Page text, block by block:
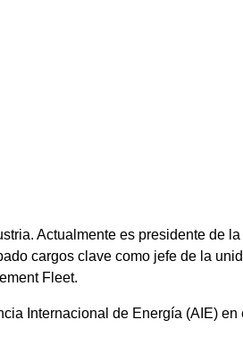
Actualmente es presidente de
cargos clave como jefe de la
Fleet.
Internacional de Energía (AIE)